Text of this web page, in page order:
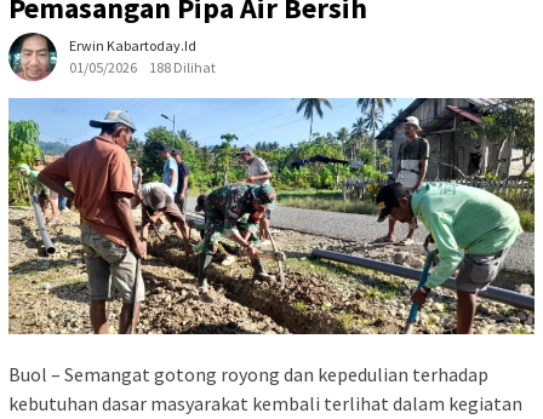
Pemasangan Pipa Air Bersih
Erwin Kabartoday.id
01/05/2026
188 Dilihat
Buol – Semangat gotong royong dan kepedulian terhadap
kebutuhan dasar masyarakat kembali terlihat dalam kegiatan